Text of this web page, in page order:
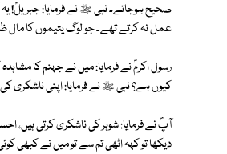
صحیح ہوجاتے۔ نبی ﷺ نے فرمایا: جبریلؑ!
عمل نہ کرتے تھے۔ جو لوگ یتیموں کا مال
رسول اکرمؐ نے فرمایا: میں نے جہنم کا
کیوں ہے؟ نبی ﷺ نے فرمایا: اپنی ناشکری
آپؐ نے فرمایا: شوہر کی ناشکری کرتی ہیں،
دیکھا تو کہہ اٹھی تم سے تو میں نے کبھی